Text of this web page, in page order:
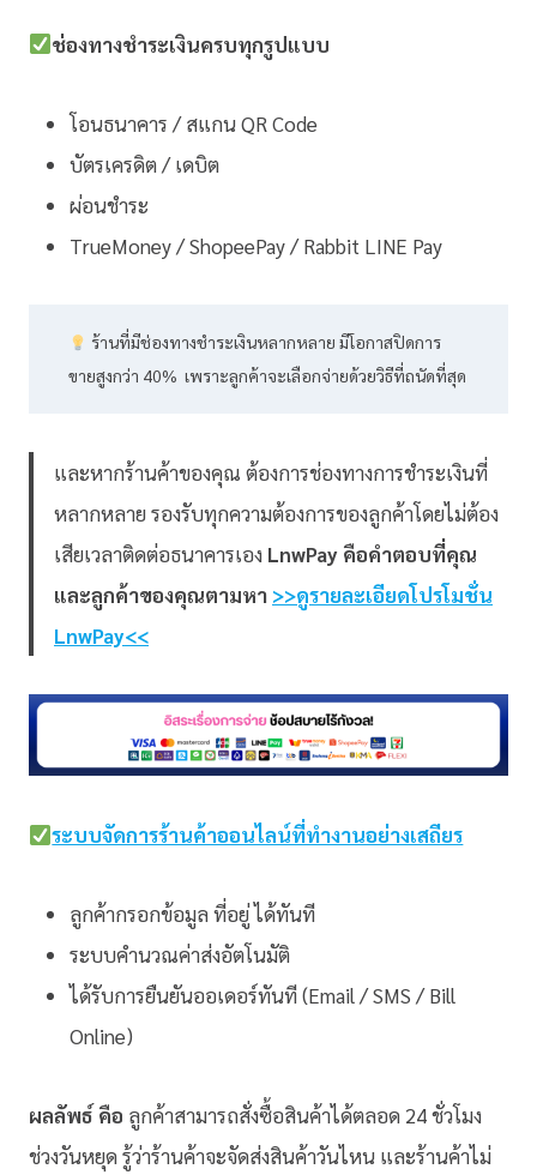
ช่องทางชำระเงินครบทุกรูปแบบ
โอนธนาคาร / สแกน QR Code
บัตรเครดิต / เดบิต
ผ่อนชำระ
TrueMoney / ShopeePay / Rabbit LINE Pay
ร้านที่มีช่องทางชำระเงินหลากหลาย มีโอกาสปิดการ
ขายสูงกว่า 40% เพราะลูกค้าจะเลือกจ่ายด้วยวิธีที่ถนัดที่สุด
และหากร้านค้าของคุณ ต้องการช่องทางการชำระเงินที่
หลากหลาย รองรับทุกความต้องการของลูกค้าโดยไม่ต้อง
เสียเวลาติดต่อธนาคารเอง LnwPay คือคำตอบที่คุณ
และลูกค้าของคุณตามหา >>ดูรายละเอียดโปรโมชั่น
LnwPay<<
ระบบจัดการร้านค้าออนไลน์ที่ทำงานอย่างเสถียร
ลูกค้ากรอกข้อมูล ที่อยู่ ได้ทันที
ระบบคำนวณค่าส่งอัตโนมัติ
ได้รับการยืนยันออเดอร์ทันที (Email / SMS / Bill
Online)
ผลลัพธ์ คือ ลูกค้าสามารถสั่งซื้อสินค้าได้ตลอด 24 ชั่วโมง
ช่วงวันหยุด รู้ว่าร้านค้าจะจัดส่งสินค้าวันไหน และร้านค้าไม่